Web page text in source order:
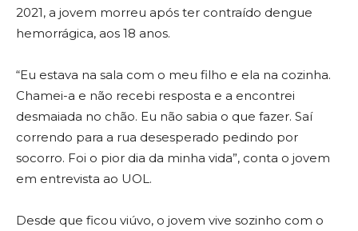
2021, a jovem morreu após ter contraído dengue
hemorrágica, aos 18 anos.
“Eu estava na sala com o meu filho e ela na cozinha.
Chamei-a e não recebi resposta e a encontrei
desmaiada no chão. Eu não sabia o que fazer. Saí
correndo para a rua desesperado pedindo por
socorro. Foi o pior dia da minha vida”, conta o jovem
em entrevista ao UOL.
Desde que ficou viúvo, o jovem vive sozinho com o